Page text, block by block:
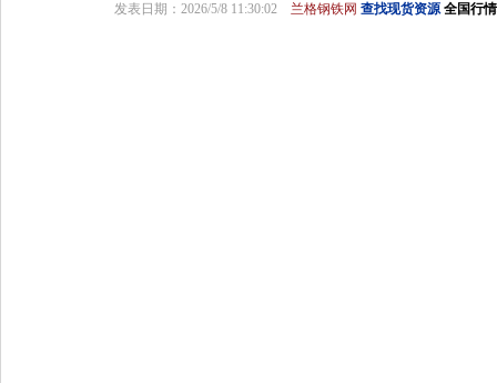
发表日期：2026/5/8 11:30:02 兰格钢铁网 查找现货资源 全国行